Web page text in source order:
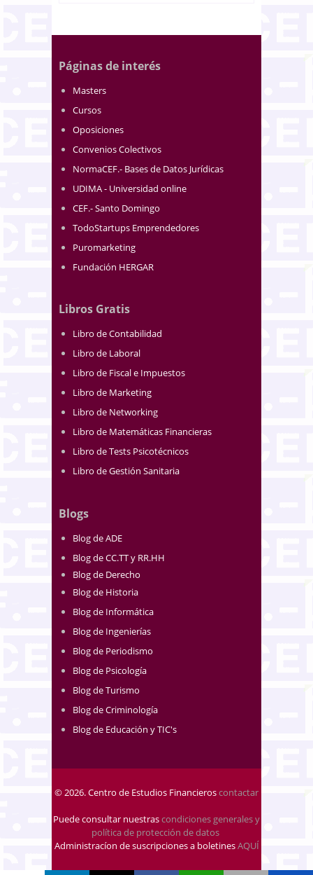
Páginas de interés
Masters
Cursos
Oposiciones
Convenios Colectivos
NormaCEF.- Bases de Datos Jurídicas
UDIMA - Universidad online
CEF.- Santo Domingo
TodoStartups Emprendedores
Puromarketing
Fundación HERGAR
Libros Gratis
Libro de Contabilidad
Libro de Laboral
Libro de Fiscal e Impuestos
Libro de Marketing
Libro de Networking
Libro de Matemáticas Financieras
Libro de Tests Psicotécnicos
Libro de Gestión Sanitaria
Blogs
Blog de ADE
Blog de CC.TT y RR.HH
Blog de Derecho
Blog de Historia
Blog de Informática
Blog de Ingenierías
Blog de Periodismo
Blog de Psicología
Blog de Turismo
Blog de Criminología
Blog de Educación y TIC's
© 2026. Centro de Estudios Financieroscontactar
Puede consultar nuestrascondiciones generales y
política de protección de datos
Administracíon de suscripciones a boletinesAQUÍ